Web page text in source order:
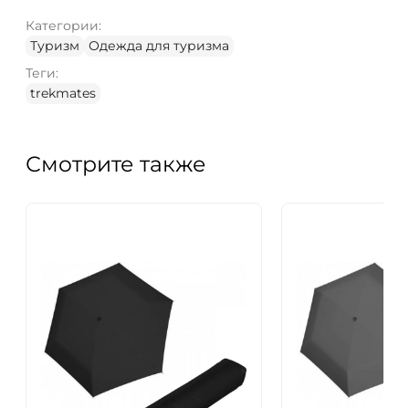
Категории:
Туризм
Одежда для туризма
Теги:
trekmates
Смотрите также